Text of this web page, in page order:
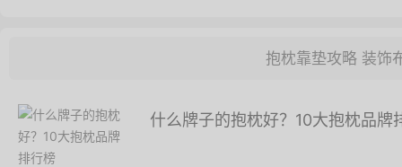
抱枕靠垫攻略 装饰
什么牌子的抱枕好？10大抱枕品牌